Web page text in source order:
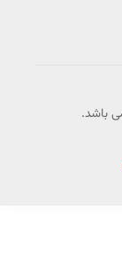
باشد.